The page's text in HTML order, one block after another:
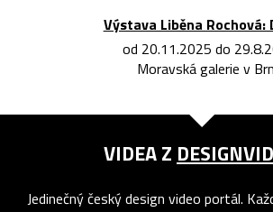
Výstava Liběna Rochová:
od 20.11.2025 do
Moravská galerie v
VIDEA Z
Jedinečný český design video portál.